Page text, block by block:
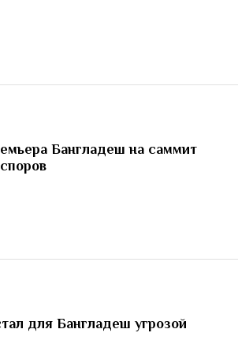
Бангладеш на саммит
для Бангладеш угрозой